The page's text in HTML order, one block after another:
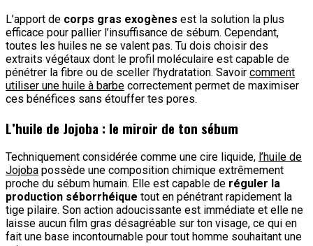
L’apport de corps gras exogènes est la solution la plus
efficace pour pallier l’insuffisance de sébum. Cependant,
toutes les huiles ne se valent pas. Tu dois choisir des
extraits végétaux dont le profil moléculaire est capable de
pénétrer la fibre ou de sceller l’hydratation. Savoir comment
utiliser une huile à barbe correctement permet de maximiser
ces bénéfices sans étouffer tes pores.
L’huile de Jojoba : le miroir de ton sébum
Techniquement considérée comme une cire liquide, l’huile de
Jojoba possède une composition chimique extrêmement
proche du sébum humain. Elle est capable de réguler la
production séborrhéique tout en pénétrant rapidement la
tige pilaire. Son action adoucissante est immédiate et elle ne
laisse aucun film gras désagréable sur ton visage, ce qui en
fait une base incontournable pour tout homme souhaitant une